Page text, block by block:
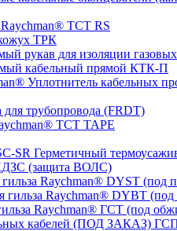
TCT RS
ТРК
рукав для изоляции
кабельный прямой КТК-П
Уплотнитель кабельных
для трубопровода (FRDT)
TCT TAPE
Герметичный
(защита ВОЛС)
Raychman® DYST (под
гильза Raychman® DYBT
Raychman® ГСТ (под